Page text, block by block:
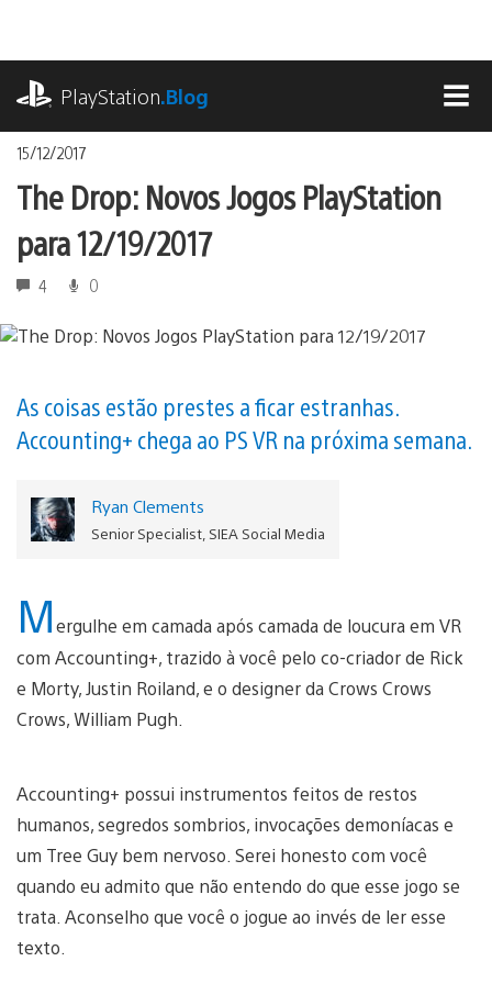
o
conteúdoPlayStation.Blog
15/12/2017
The Drop: Novos Jogos PlayStation
para 12/19/2017
4 0
As coisas estão prestes a ficar estranhas.
Accounting+ chega ao PS VR na próxima semana.
Ryan Clements
Senior Specialist, SIEA Social Media
Mergulhe em camada após camada de loucura em VR
com Accounting+, trazido à você pelo co-criador de Rick
e Morty, Justin Roiland, e o designer da Crows Crows
Crows, William Pugh.
Accounting+ possui instrumentos feitos de restos
humanos, segredos sombrios, invocações demoníacas e
um Tree Guy bem nervoso. Serei honesto com você
quando eu admito que não entendo do que esse jogo se
trata. Aconselho que você o jogue ao invés de ler esse
texto.